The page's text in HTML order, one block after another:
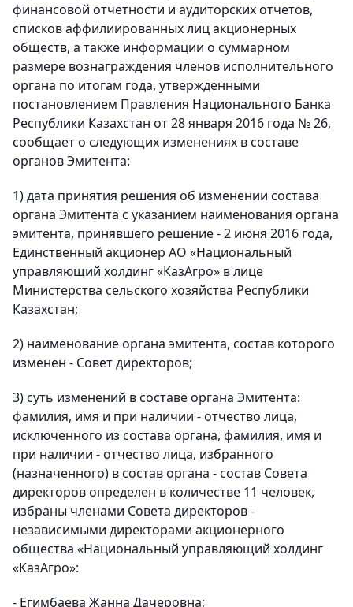
финансовой отчетности и аудиторских отчетов,
списков аффилиированных лиц акционерных
обществ, а также информации о суммарном
размере вознаграждения членов исполнительного
органа по итогам года, утвержденными
постановлением Правления Национального Банка
Республики Казахстан от 28 января 2016 года № 26,
сообщает о следующих изменениях в составе
органов Эмитента:
1) дата принятия решения об изменении состава
органа Эмитента с указанием наименования органа
эмитента, принявшего решение - 2 июня 2016 года,
Единственный акционер АО «Национальный
управляющий холдинг «КазАгро» в лице
Министерства сельского хозяйства Республики
Казахстан;
2) наименование органа эмитента, состав которого
изменен - Совет директоров;
3) суть изменений в составе органа Эмитента:
фамилия, имя и при наличии - отчество лица,
исключенного из состава органа, фамилия, имя и
при наличии - отчество лица, избранного
(назначенного) в состав органа - состав Совета
директоров определен в количестве 11 человек,
избраны членами Совета директоров -
независимыми директорами акционерного
общества «Национальный управляющий холдинг
«КазАгро»:
- Егимбаева Жанна Дачеровна;